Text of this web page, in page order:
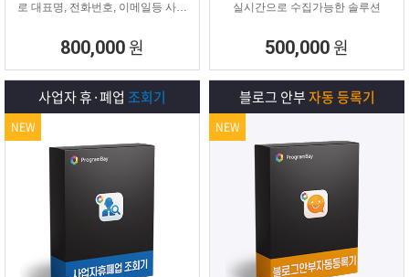
로 대표명, 전화번호, 이메일등 사업
800,000 원
실시간으로 수집가능한 솔루션
500,000 원
사업자 휴·폐업 조회기
NEW
블로그 안부자동 등록기
NEW